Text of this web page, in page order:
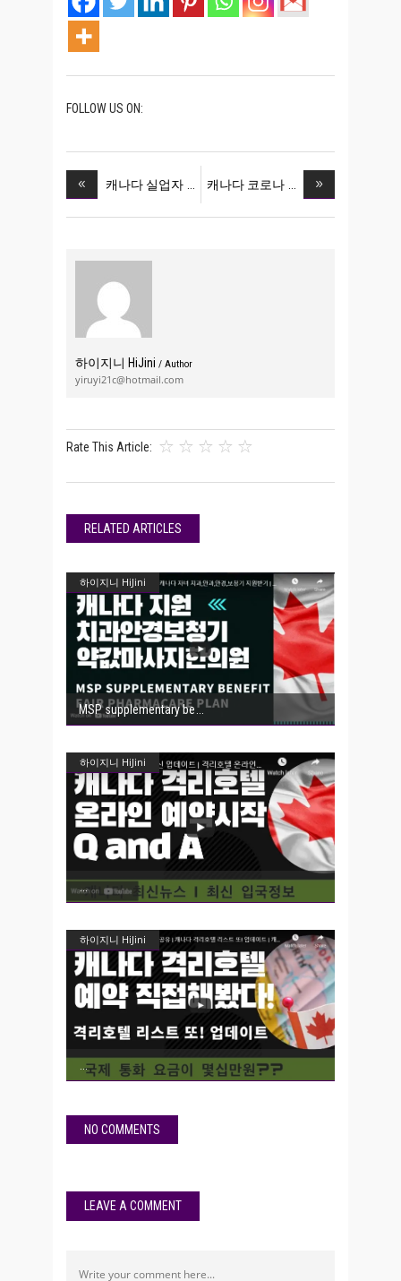
FOLLOW US ON:
캐나다 실업자 캐나다 코로나
하이지니 HiJini / Author
yiruyi21c@hotmail.com
Rate This Article:
RELATED ARTICLES
하이지니 HiJini
MSP supplementary be
하이지니 HiJini
하이지니 HiJini
NO COMMENTS
LEAVE A COMMENT